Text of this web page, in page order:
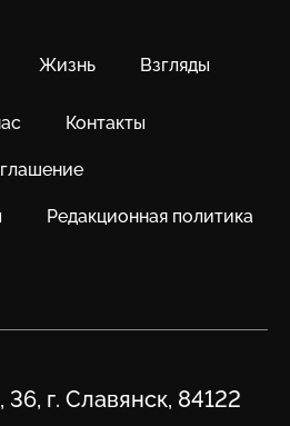
Жизнь Взгляды
Контакты
Редакционная политика
г. Славянск, 84122